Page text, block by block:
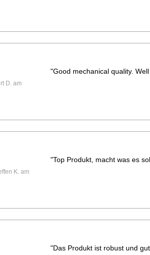
D. am
"Good mechanical quality.
K. am
"Top Produkt, macht was es
"Das Produkt ist robust und